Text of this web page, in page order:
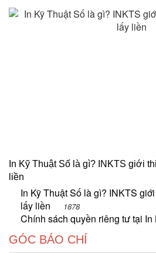
In Kỹ Thuật Số là gì? INKTS giới
liền
In Kỹ Thuật Số là gì? INKTS
lấy liền
1878
Chính sách quyền riêng tư tại In
GÓC BÁO CHÍ